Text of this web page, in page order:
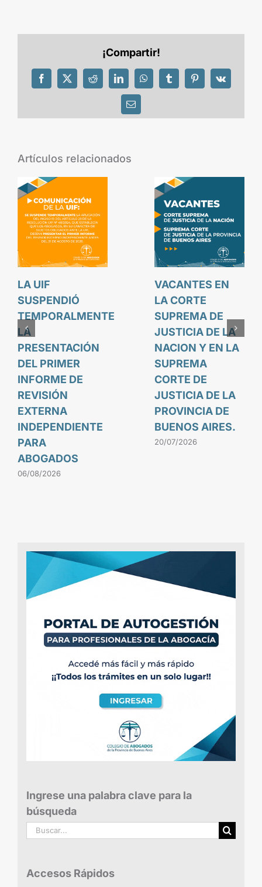
¡Compartir!
Facebook
X RedditLinkedInWhatsAppTumblrPinterest
Vk
Correo
electrónico
Artículos relacionados
LA UIF
SUSPENDIÓ
TEMPORALMENTE
LA
PRESENTACIÓN
DEL PRIMER
INFORME DE
REVISIÓN
EXTERNA
INDEPENDIENTE
PARA
ABOGADOS
06/08/2026
VACANTES EN
LA CORTE
SUPREMA DE
JUSTICIA DE LA
NACION Y EN LA
SUPREMA
CORTE DE
JUSTICIA DE LA
PROVINCIA DE
BUENOS AIRES.
20/07/2026
Ingrese una palabra clave para la
búsqueda
Buscar:
Accesos Rápidos